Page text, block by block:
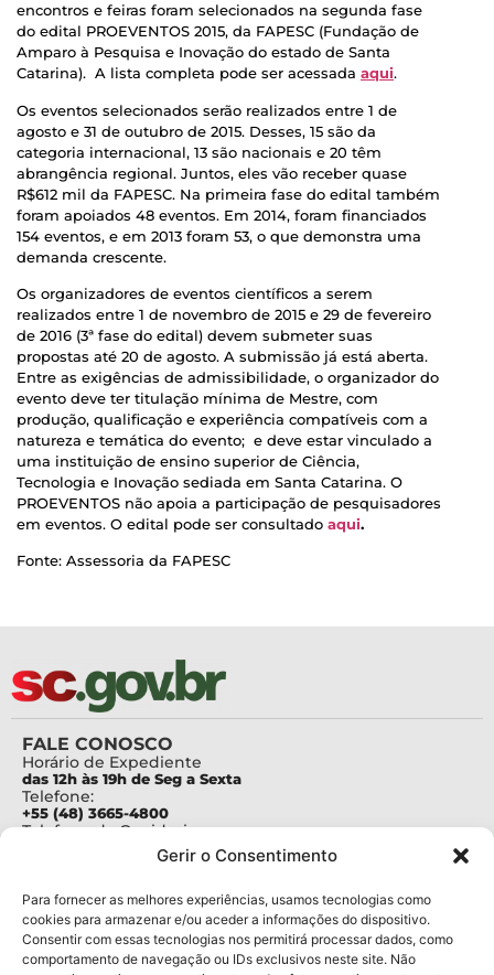
Gerir o Consentimento
Para fornecer as melhores experiências, usamos tecnologias como
cookies para armazenar e/ou aceder a informações do dispositivo.
Consentir com essas tecnologias nos permitirá processar dados, como
comportamento de navegação ou IDs exclusivos neste site. Não
encontros e feiras foram selecionados na segunda fase
do edital PROEVENTOS 2015, da FAPESC (Fundação de
Amparo à Pesquisa e Inovação do estado de Santa
Catarina). A lista completa pode ser acessada aqui.
Os eventos selecionados serão realizados entre 1 de
agosto e 31 de outubro de 2015. Desses, 15 são da
categoria internacional, 13 são nacionais e 20 têm
abrangência regional. Juntos, eles vão receber quase
R$612 mil da FAPESC. Na primeira fase do edital também
foram apoiados 48 eventos. Em 2014, foram financiados
154 eventos, e em 2013 foram 53, o que demonstra uma
demanda crescente.
Os organizadores de eventos científicos a serem
realizados entre 1 de novembro de 2015 e 29 de fevereiro
de 2016 (3ª fase do edital) devem submeter suas
propostas até 20 de agosto. A submissão já está aberta.
Entre as exigências de admissibilidade, o organizador do
evento deve ter titulação mínima de Mestre, com
produção, qualificação e experiência compatíveis com a
natureza e temática do evento; e deve estar vinculado a
uma instituição de ensino superior de Ciência,
Tecnologia e Inovação sediada em Santa Catarina. O
PROEVENTOS não apoia a participação de pesquisadores
em eventos. O edital pode ser consultado aqui.
Fonte: Assessoria da FAPESC
FALE CONOSCO
Horário de Expediente
das 12h às 19h de Seg a Sexta
Telefone:
+55 (48) 3665-4800
Telefone da Ouvidoria
Para assuntos relacionados à Pesquisa
pesquisa@fapesc.sc.gov.br
Para assuntos relacionados à Inovação
inovacao@fapesc.sc.gov.br
Para assuntos relacionados à Bolsas